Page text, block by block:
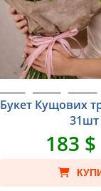
Букет Кущових
31шт
183 $